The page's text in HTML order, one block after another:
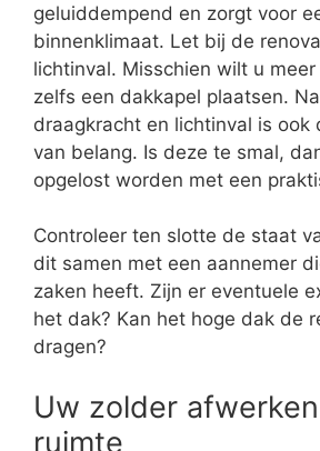
geluiddempend en zorgt voor
binnenklimaat. Let bij de
lichtinval. Misschien wilt u
zelfs een dakkapel plaatsen.
draagkracht en lichtinval is ook
van belang. Is deze te smal,
opgelost worden met een
Controleer ten slotte de staat
dit samen met een aannemer
zaken heeft. Zijn er eventuele
het dak? Kan het hoge dak de
dragen?
Uw zolder
ruimte